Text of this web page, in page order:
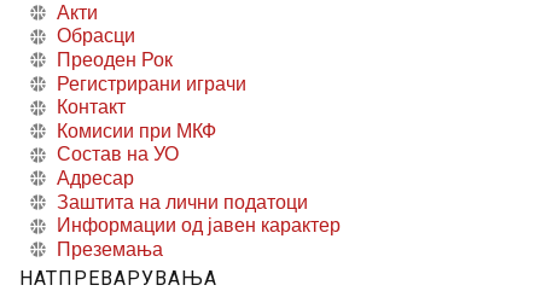
Акти
Обрасци
Преоден Рок
Регистрирани играчи
Контакт
Комисии при МКФ
Состав на УО
Адресар
Заштита на лични податоци
Информации од јавен карактер
Преземања
НАТПРЕВАРУВАЊА